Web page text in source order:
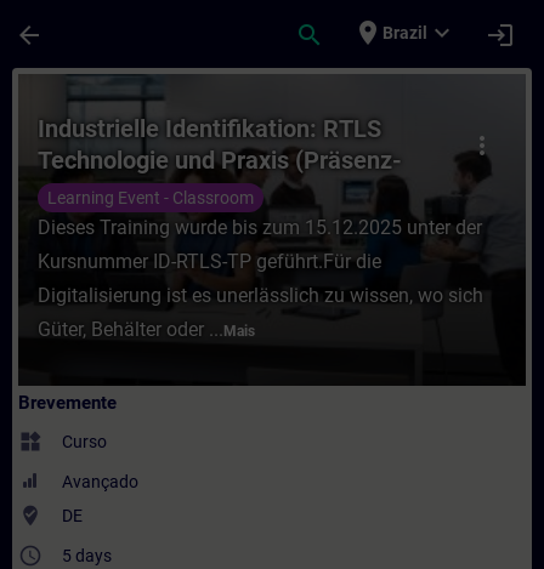
arrow_back search place Brazil expand_more login
Curso - Industrielle Identifikation: RTLS
more_vert
Industrielle Identifikation: RTLS
Technologie und Praxis (Präsenz-
Training)
Learning Event - Classroom
Dieses Training wurde bis zum 15.12.2025 unter der
Kursnummer ID-RTLS-TP geführt.Für die
Digitalisierung ist es unerlässlich zu wissen, wo sich
Güter, Behälter oder ... Mais
Brevemente
widgets Curso
Avançado
where_to_vote DE
access_time 5 days